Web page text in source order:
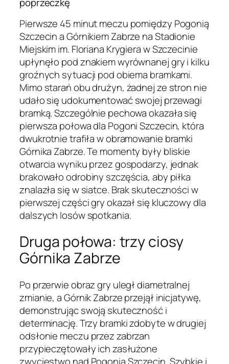
poprzeczkę
Pierwsze 45 minut meczu pomiędzy Pogonią
Szczecin a Górnikiem Zabrze na Stadionie
Miejskim im. Floriana Krygiera w Szczecinie
upłynęło pod znakiem wyrównanej gry i kilku
groźnych sytuacji pod obiema bramkami.
Mimo starań obu drużyn, żadnej ze stron nie
udało się udokumentować swojej przewagi
bramką. Szczególnie pechowa okazała się
pierwsza połowa dla Pogoni Szczecin, która
dwukrotnie trafiła w obramowanie bramki
Górnika Zabrze. Te momenty były bliskie
otwarcia wyniku przez gospodarzy, jednak
brakowało odrobiny szczęścia, aby piłka
znalazła się w siatce. Brak skuteczności w
pierwszej części gry okazał się kluczowy dla
dalszych losów spotkania.
Druga połowa: trzy ciosy
Górnika Zabrze
Po przerwie obraz gry uległ diametralnej
zmianie, a Górnik Zabrze przejął inicjatywę,
demonstrując swoją skuteczność i
determinację. Trzy bramki zdobyte w drugiej
odsłonie meczu przez zabrzan
przypieczętowały ich zasłużone